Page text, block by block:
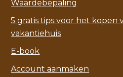
Waardebepaling
5 gratis tips voor het kopen
vakantiehuis
E-book
Account aanmaken